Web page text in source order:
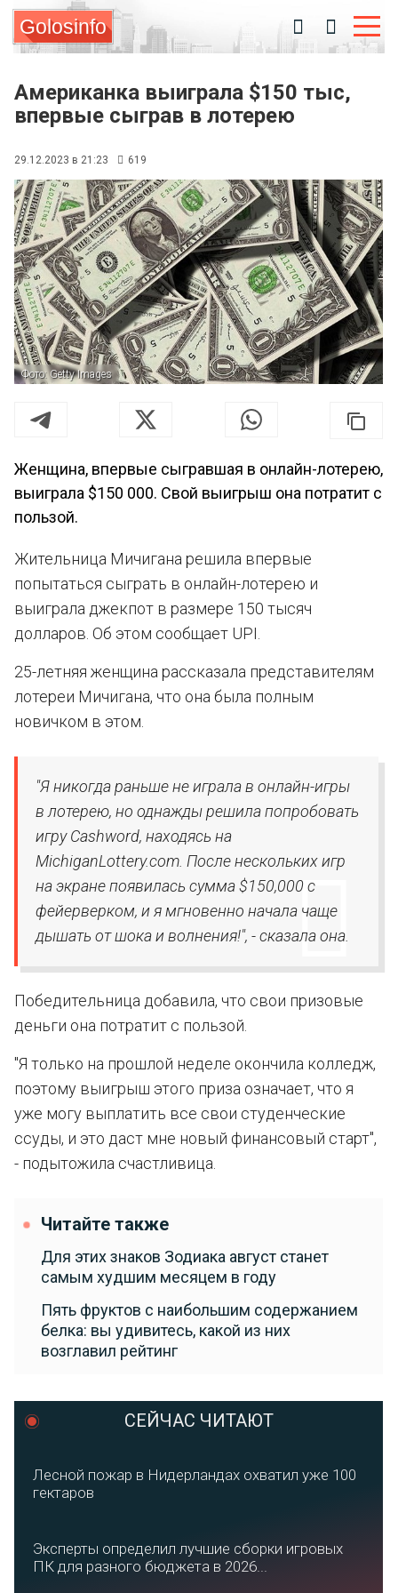
Golosinfo
Американка выиграла $150 тыс,
впервые сыграв в лотерею
29.12.2023 в 21:23 619
Фото: Getty Images
Женщина, впервые сыгравшая в онлайн-лотерею,
выиграла $150 000. Свой выигрыш она потратит с
пользой.
Жительница Мичигана решила впервые
попытаться сыграть в онлайн-лотерею и
выиграла джекпот в размере 150 тысяч
долларов. Об этом сообщает UPI.
25-летняя женщина рассказала представителям
лотереи Мичигана, что она была полным
новичком в этом.
"Я никогда раньше не играла в онлайн-игры
в лотерею, но однажды решила попробовать
игру Cashword, находясь на
MichiganLottery.com. После нескольких игр
на экране появилась сумма $150,000 с
фейерверком, и я мгновенно начала чаще
дышать от шока и волнения!", - сказала она.
Победительница добавила, что свои призовые
деньги она потратит с пользой.
"Я только на прошлой неделе окончила колледж,
поэтому выигрыш этого приза означает, что я
уже могу выплатить все свои студенческие
ссуды, и это даст мне новый финансовый старт",
- подытожила счастливица.
Читайте также
Для этих знаков Зодиака август станет
самым худшим месяцем в году
Пять фруктов с наибольшим содержанием
белка: вы удивитесь, какой из них
возглавил рейтинг
СЕЙЧАС ЧИТАЮТ
Лесной пожар в Нидерландах охватил уже 100
гектаров
Эксперты определил лучшие сборки игровых
ПК для разного бюджета в 2026...